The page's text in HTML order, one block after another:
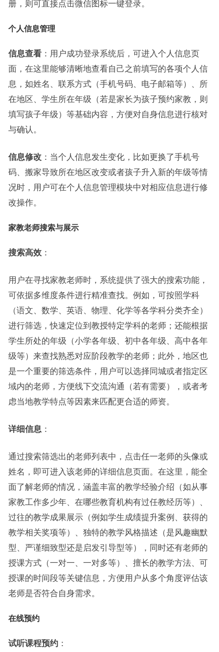
册，则可直接点击微信图标一键登录。
个人信息管理
信息查看：用户成功登录系统后，可进入个人信息页
面，在这里能够清晰地查看自己之前填写的各项个人信
息，如姓名、联系方式（手机号码、电子邮箱等）、所
在地区、学生所在年级（若是家长为孩子预约家教，则
填写孩子年级）等基础内容，方便对自身信息进行核对
与确认。
信息修改：当个人信息发生变化，比如更换了手机号
码、搬家导致所在地区改变或者孩子升入新的年级等情
况时，用户可在个人信息管理模块中对相应信息进行修
改操作。
家教老师搜索与展示
搜索高效：
用户在寻找家教老师时，系统提供了强大的搜索功能，
可依据多维度条件进行精准查找。例如，可按照学科
（语文、数学、英语、物理、化学等各学科分类齐全）
进行筛选，快速定位到教授特定学科的老师；还能根据
学生所处的年级（小学各年级、初中各年级、高中各年
级等）来查找熟悉对应阶段教学的老师；此外，地区也
是一个重要的筛选条件，用户可以选择同城或者指定区
域内的老师，方便线下交流沟通（若有需要），或者考
虑当地教学特点等因素来匹配更合适的师资。
详细信息 ：
通过搜索筛选出的老师列表中，点击任一老师的头像或
姓名，即可进入该老师的详细信息页面。在这里，能全
面了解老师的情况，涵盖丰富的教学经验介绍（如从事
家教工作多少年、在哪些教育机构有过任教经历等）、
过往的教学成果展示（例如学生成绩提升案例、获得的
教学相关奖项等）、独特的教学风格描述（是风趣幽默
型、严谨细致型还是启发引导型等），同时还有老师的
授课方式（一对一、一对多等）、擅长的教学方法、可
授课的时间段等关键信息，方便用户从多个角度评估该
老师是否符合自身需求。
在线预约
试听课程预约：